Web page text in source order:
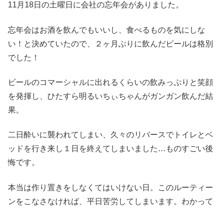
11月18日の土曜日に会社の忘年会がありました。
忘年会はお酒を飲んでもいいし、食べるものを気にしな
い！と決めていたので、２ヶ月ぶりに飲んだビールは格別
でした！
ビールのコマーシャルに出れるくらいの飲みっぷりと笑顔
を発揮し、ひたすら明るいちぃちゃんがガンガン飲んだ結
果。
二日酔いに襲われてしまい、久々のリバースでトイレとベ
ッドを行き来し１日を終えてしまいました…ものすごい後
悔です。
本当は作り置きをしなくてはいけない日。このルーティー
ンをこなさなければ、平日苦労してしまいます。わかって